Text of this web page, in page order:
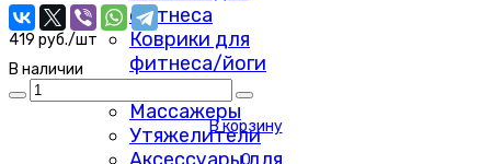
фитнеса
Коврики для
фитнеса/йоги
Скакалки
Массажеры
Утяжелители
419 руб./шт
В наличии
В корзину